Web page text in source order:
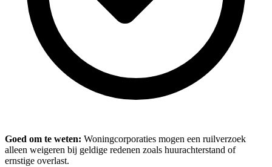
Goed om te weten: Woningcorporaties mogen een ruilverzoek
alleen weigeren bij geldige redenen zoals huurachterstand of
ernstige overlast.